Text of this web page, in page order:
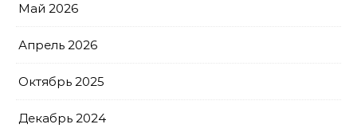
Май 2026
Апрель 2026
Октябрь 2025
Декабрь 2024